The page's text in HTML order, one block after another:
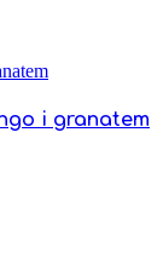
i granatem